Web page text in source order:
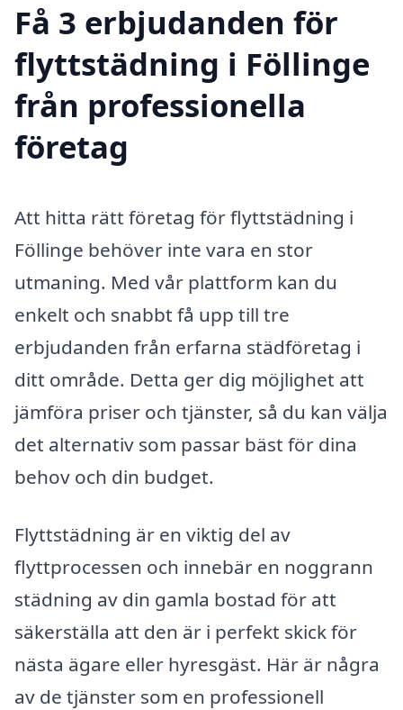
Få 3 erbjudanden för
flyttstädning i Föllinge
från professionella
företag
Att hitta rätt företag för flyttstädning i
Föllinge behöver inte vara en stor
utmaning. Med vår plattform kan du
enkelt och snabbt få upp till tre
erbjudanden från erfarna städföretag i
ditt område. Detta ger dig möjlighet att
jämföra priser och tjänster, så du kan välja
det alternativ som passar bäst för dina
behov och din budget.
Flyttstädning är en viktig del av
flyttprocessen och innebär en noggrann
städning av din gamla bostad för att
säkerställa att den är i perfekt skick för
nästa ägare eller hyresgäst. Här är några
av de tjänster som en professionell